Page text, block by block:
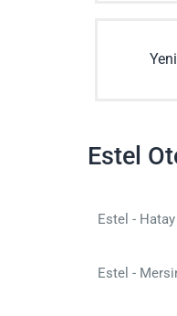
Estel
Estel -
Estel -